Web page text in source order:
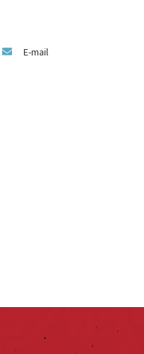
E-mail